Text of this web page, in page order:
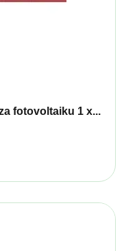
fotovoltaiku 1 x...